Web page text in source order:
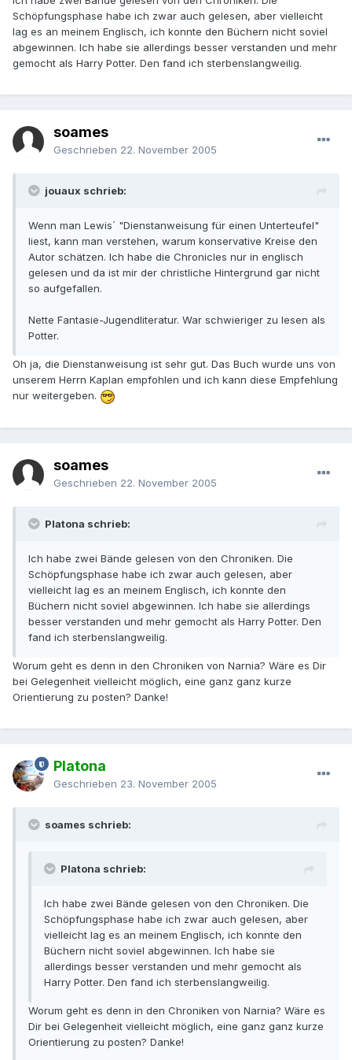
Schöpfungsphase habe ich zwar auch gelesen, aber vielleicht
lag es an meinem Englisch, ich konnte den Büchern nicht soviel
abgewinnen. Ich habe sie allerdings besser verstanden und mehr
gemocht als Harry Potter. Den fand ich sterbenslangweilig.
soames
Geschrieben 22. November 2005
jouaux schrieb:
Wenn man Lewis´ "Dienstanweisung für einen Unterteufel"
liest, kann man verstehen, warum konservative Kreise den
Autor schätzen. Ich habe die Chronicles nur in englisch
gelesen und da ist mir der christliche Hintergrund gar nicht
so aufgefallen.
Nette Fantasie-Jugendliteratur. War schwieriger zu lesen als
Potter.
Oh ja, die Dienstanweisung ist sehr gut. Das Buch wurde uns von
unserem Herrn Kaplan empfohlen und ich kann diese Empfehlung
nur weitergeben.
soames
Geschrieben 22. November 2005
Platona schrieb:
Ich habe zwei Bände gelesen von den Chroniken. Die
Schöpfungsphase habe ich zwar auch gelesen, aber
vielleicht lag es an meinem Englisch, ich konnte den
Büchern nicht soviel abgewinnen. Ich habe sie allerdings
besser verstanden und mehr gemocht als Harry Potter. Den
fand ich sterbenslangweilig.
Worum geht es denn in den Chroniken von Narnia? Wäre es Dir
bei Gelegenheit vielleicht möglich, eine ganz ganz kurze
Orientierung zu posten? Danke!
Platona
Geschrieben 23. November 2005
soames schrieb:
Platona schrieb:
Ich habe zwei Bände gelesen von den Chroniken. Die
Schöpfungsphase habe ich zwar auch gelesen, aber
vielleicht lag es an meinem Englisch, ich konnte den
Büchern nicht soviel abgewinnen. Ich habe sie
allerdings besser verstanden und mehr gemocht als
Harry Potter. Den fand ich sterbenslangweilig.
Worum geht es denn in den Chroniken von Narnia? Wäre es
Dir bei Gelegenheit vielleicht möglich, eine ganz ganz kurze
Orientierung zu posten? Danke!